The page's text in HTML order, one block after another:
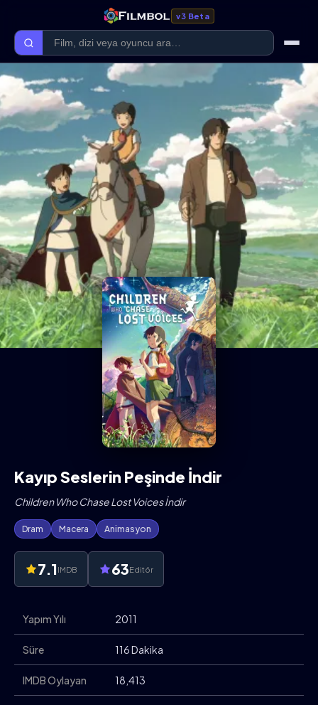
v3 Beta
Ana Sayfa
Forum
Kategoriler
Kaliteler
Film Kategorileri
Dizi Kategorileri
Giriş Yap
Kayıp Seslerin Peşinde İndir
Children Who Chase Lost Voices İndir
Dram Macera Animasyon
7.1 IMDB 63Editör
Yapım Yılı 2011
Süre 116 Dakika
IMDB Oylayan 18,413